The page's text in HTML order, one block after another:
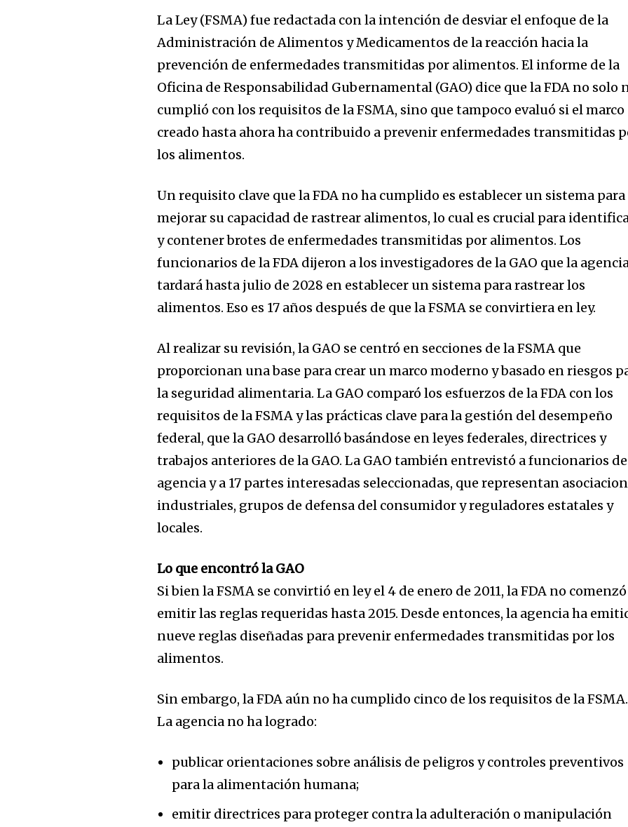
Únete a nuestra
comunidad de
suscriptores y sé parte de
la conversación.
Para suscribirte, solo escribe tu dirección de correo eletrónico y da
click en el botón de "suscribir". No te preocupes, respetamos tu
Seguidores
La Ley (FSMA) fue redactada con la intención de desviar el enfoque de la
Administración de Alimentos y Medicamentos de la reacción hacia la
prevención de enfermedades transmitidas por alimentos. El informe de la
Oficina de Responsabilidad Gubernamental (GAO) dice que la FDA no solo
cumplió con los requisitos de la FSMA, sino que tampoco evaluó si el marco
creado hasta ahora ha contribuido a prevenir enfermedades transmitidas
los alimentos.
Un requisito clave que la FDA no ha cumplido es establecer un sistema para
mejorar su capacidad de rastrear alimentos, lo cual es crucial para
y contener brotes de enfermedades transmitidas por alimentos. Los
funcionarios de la FDA dijeron a los investigadores de la GAO que la
tardará hasta julio de 2028 en establecer un sistema para rastrear los
alimentos. Eso es 17 años después de que la FSMA se convirtiera en ley.
Al realizar su revisión, la GAO se centró en secciones de la FSMA que
proporcionan una base para crear un marco moderno y basado en riesgos
la seguridad alimentaria. La GAO comparó los esfuerzos de la FDA con los
requisitos de la FSMA y las prácticas clave para la gestión del desempeño
federal, que la GAO desarrolló basándose en leyes federales, directrices y
trabajos anteriores de la GAO. La GAO también entrevistó a funcionarios
agencia y a 17 partes interesadas seleccionadas, que representan
industriales, grupos de defensa del consumidor y reguladores estatales y
locales.
Lo que encontró la GAO
Si bien la FSMA se convirtió en ley el 4 de enero de 2011, la FDA no
emitir las reglas requeridas hasta 2015. Desde entonces, la agencia ha
nueve reglas diseñadas para prevenir enfermedades transmitidas por los
alimentos.
Sin embargo, la FDA aún no ha cumplido cinco de los requisitos de la FSMA.
La agencia no ha logrado:
publicar orientaciones sobre análisis de peligros y controles preventivos
para la alimentación humana;
emitir directrices para proteger contra la adulteración o manipulación